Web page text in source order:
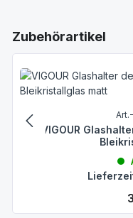
Produktgalerie
Zubehörartikel
VIGOUR